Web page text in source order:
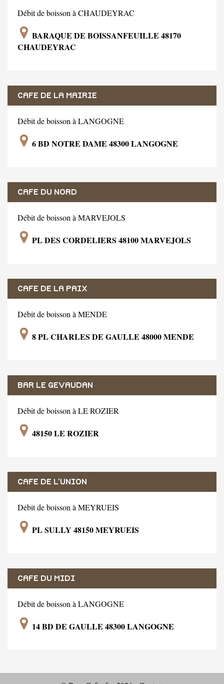
Débit de boisson à CHAUDEYRAC
BARAQUE DE BOISSANFEUILLE 48170
CHAUDEYRAC
CAFE DE LA MAIRIE
Débit de boisson à LANGOGNE
6 BD NOTRE DAME 48300 LANGOGNE
CAFE DU NORD
Débit de boisson à MARVEJOLS
PL DES CORDELIERS 48100 MARVEJOLS
CAFE DE LA PAIX
Débit de boisson à MENDE
8 PL CHARLES DE GAULLE 48000 MENDE
BAR LE GEVAUDAN
Débit de boisson à LE ROZIER
48150 LE ROZIER
CAFE DE L'UNION
Débit de boisson à MEYRUEIS
PL SULLY 48150 MEYRUEIS
CAFE DU MIDI
Débit de boisson à LANGOGNE
14 BD DE GAULLE 48300 LANGOGNE